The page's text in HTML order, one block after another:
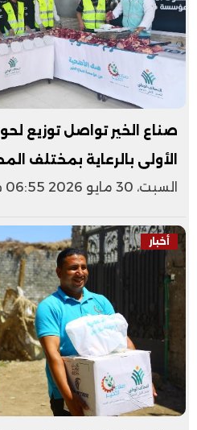
صناع الخير تواصل توزيع
الأولى بالرعاية بمختلف
السبت، 30 مايو 2026 06:55 م
أخبار